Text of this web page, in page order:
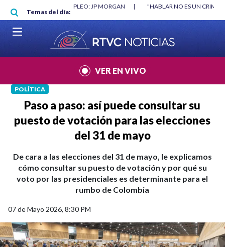
Pasar al contenido principal
Temas del día:
"HABLAR NO ES UN CRIMEN": CARTA DE BETO CORAL |
VER EN VIVO
POLÍTICA
Paso a paso: así puede consultar su
puesto de votación para las elecciones
del 31 de mayo
De cara a las elecciones del 31 de mayo, le explicamos
cómo consultar su puesto de votación y por qué su
voto por las presidenciales es determinante para el
rumbo de Colombia
07 de Mayo 2026, 8:30 PM